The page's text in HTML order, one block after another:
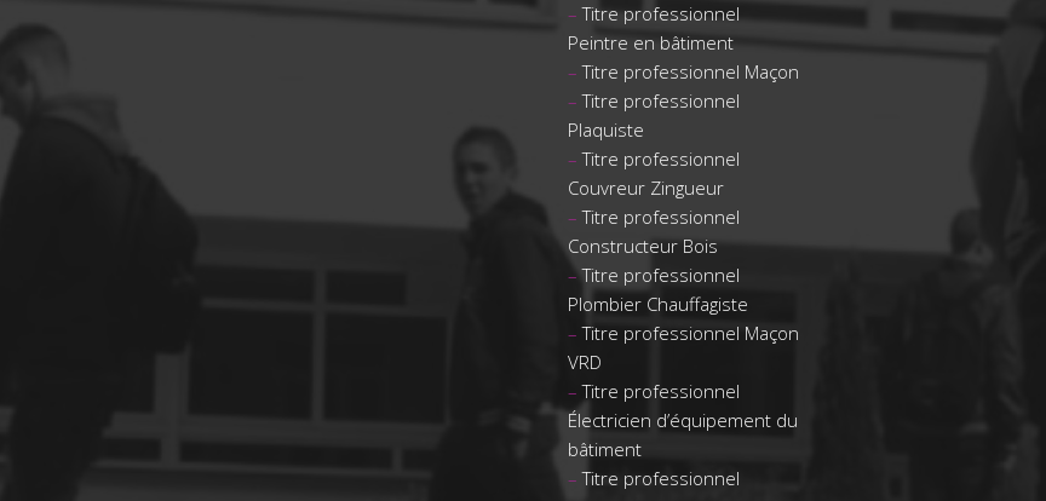
–Titre professionnel
Peintre en bâtiment
–Titre professionnel Maçon
–Titre professionnel
Plaquiste
–Titre professionnel
Couvreur Zingueur
–Titre professionnel
Constructeur Bois
–Titre professionnel
Plombier Chauffagiste
–Titre professionnel Maçon
VRD
–Titre professionnel
Électricien d’équipement du
bâtiment
–Titre professionnel